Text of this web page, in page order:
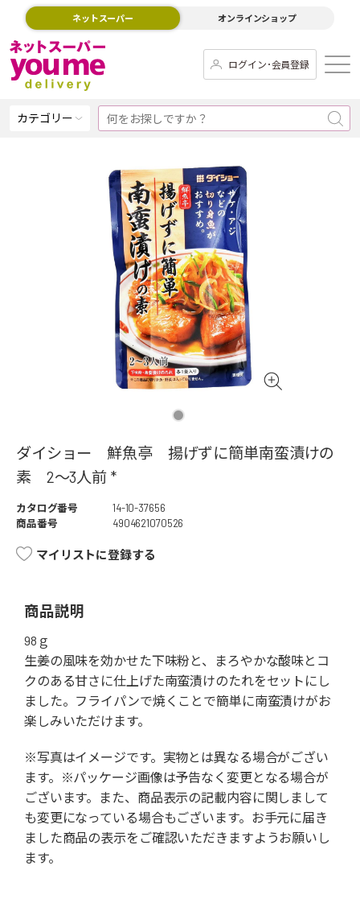
ネットスーパー オンラインショップ
ログイン･会員登録
カテゴリー
ダイショー 鮮魚亭 揚げずに簡単南蛮漬けの
素 2～3人前 *
カタログ番号
14-10-37656
商品番号
4904621070526
マイリストに登録する
商品説明
98ｇ
生姜の風味を効かせた下味粉と、まろやかな酸味とコ
クのある甘さに仕上げた南蛮漬けのたれをセットにし
ました。フライパンで焼くことで簡単に南蛮漬けがお
楽しみいただけます。
※写真はイメージです。実物とは異なる場合がござい
ます。※パッケージ画像は予告なく変更となる場合が
ございます。また、商品表示の記載内容に関しまして
も変更になっている場合もございます。お手元に届き
ました商品の表示をご確認いただきますようお願いし
ます。